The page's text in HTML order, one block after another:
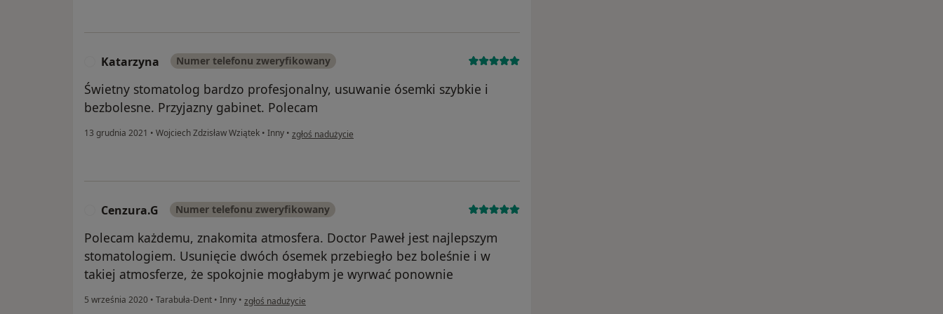
Katarzyna Numer telefonu zweryfikowany
Świetny stomatolog bardzo profesjonalny, usuwanie ósemki szybkie i
bezbolesne. Przyjazny gabinet. Polecam
13 grudnia 2021 • Wojciech Zdzisław Wziątek • Inny • w opinii użytkownika Katarzyna
zgłoś nadużycie
Cenzura.G Numer telefonu zweryfikowany
Polecam każdemu, znakomita atmosfera. Doctor Paweł jest najlepszym
stomatologiem. Usunięcie dwóch ósemek przebiegło bez boleśnie i w
takiej atmosferze, że spokojnie mogłabym je wyrwać ponownie
5 września 2020 • Tarabuła-Dent • Inny • w opinii użytkownika Cenzura.G
zgłoś nadużycie